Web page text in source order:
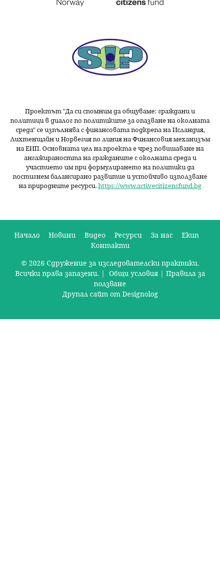
Проектът "Да си спомним даобщуваме: граждани и
политици в диалог по политиките за опазване на околната
среда" се изпълнява с финансовата подкрепа на Исландия,
Лихтенщайн и Норвегия по линия на Финансовия механизъм
на ЕИП. Основната цел на проекта е чрез повишаване на
ангажираността на гражданите с околната среда и
участието им при формулирането на политики да
постигнем балансирано развитие и устойчиво използване
на природните ресурси.https://www.activecitizensfund.bg
с
в
Начало Новини Видео Ресурси За нас
Екип
Контакти
© 2026 Сдружение за изследователски практики.
Всички права запазени. | Общи условия| Правила за
ползване
Друпал сайт от Designolog